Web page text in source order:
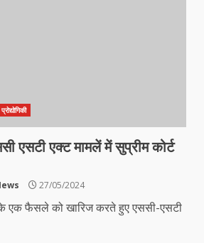
एसटी एक्ट मामलें में सुप्रीम कोर्ट
27/05/2024
के एक फैसले को खारिज करते हुए एससी-एसटी